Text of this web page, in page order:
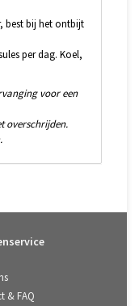
best bij het ontbijt
per dag. Koel,
voor een
overschrijden.
& FAQ